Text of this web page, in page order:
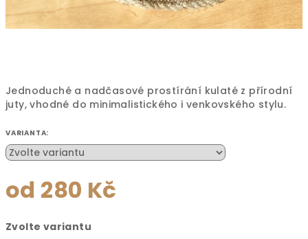
Jednoduché a nadčasové prostírání kulaté z přírodní
juty, vhodné do minimalistického i venkovského stylu.
VARIANTA:
od 280 Kč
cena:
Zvolte variantu